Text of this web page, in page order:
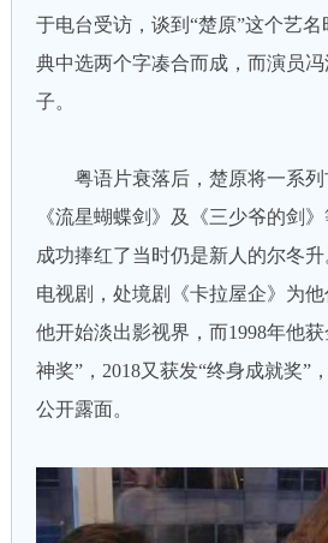
于电台受访，谈到“楚原”这个艺
典中选两个字凑合而成，而演员
子。
粤语片衰落后，楚原将一系列
《流星蝴蝶剑》及《三少爷的剑
成功捧红了当时仍是新人的尔冬
电视剧，处境剧《卡拉屋企》为
他开始淡出影视界，而1998年他
神奖”，2018又获发“终身成就奖”
公开露面。